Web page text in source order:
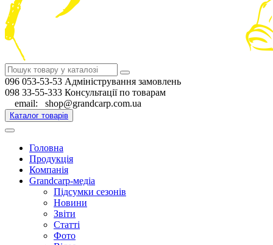
096 053-53-53 Адміністрування замовлень
098 33-55-333 Консультації по товарам
email: shop@grandcarp.com.ua
Каталог товарів
Головна
Продукція
Компанія
Grandcarp-медіа
Підсумки сезонів
Новини
Звіти
Статті
Фото